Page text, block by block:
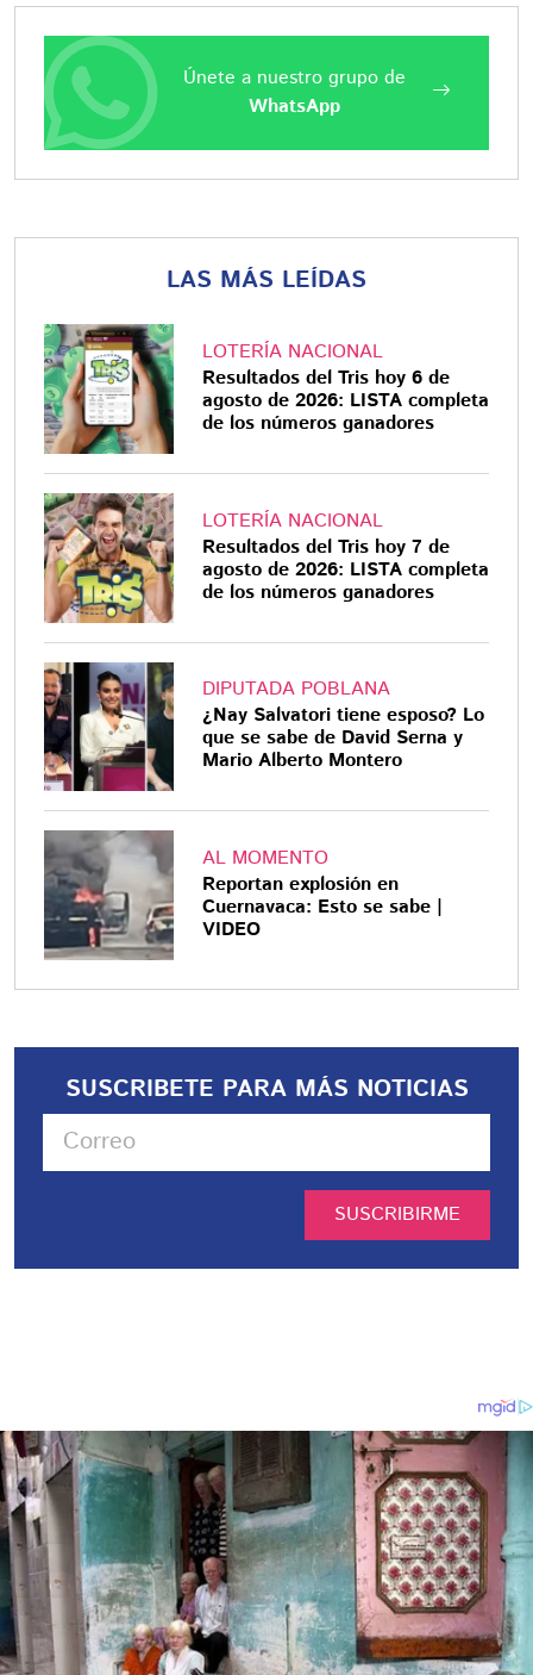
Únete a nuestro grupo de
WhatsApp
LAS MÁS LEÍDAS
LOTERÍA NACIONAL
Resultados del Tris hoy 6 de
agosto de 2026: LISTA completa
de los números ganadores
LOTERÍA NACIONAL
Resultados del Tris hoy 7 de
agosto de 2026: LISTA completa
de los números ganadores
DIPUTADA POBLANA
¿Nay Salvatori tiene esposo? Lo
que se sabe de David Serna y
Mario Alberto Montero
AL MOMENTO
Reportan explosión en
Cuernavaca: Esto se sabe |
VIDEO
SUSCRIBETE PARA MÁS NOTICIAS
SUSCRIBIRME